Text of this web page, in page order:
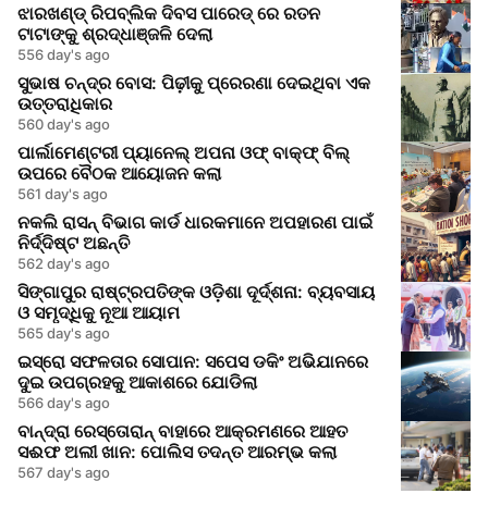
ଝାରଖଣ୍ଡ୍ ରିପବ୍ଲିକ ଦିବସ ପାରେଡ୍ ରେ ରତନ
ଟାଟାଙ୍କୁ ଶ୍ରଦ୍ଧାଞ୍ଜଳି ଦେଲା
556 day's ago
ସୁଭାଷ ଚନ୍ଦ୍ର ବୋସ: ପିଢ଼ୀକୁ ପ୍ରେରଣା ଦେଇଥିବା ଏକ
ଉତ୍ତରାଧିକାର
560 day's ago
ପାର୍ଲାମେଣ୍ଟରୀ ପ୍ୟାନେଲ୍ ଅପନା ଓଫ୍ ବାକ୍ଫ୍ ବିଲ୍
ଉପରେ ବୈଠକ ଆୟୋଜନ କଲା
561 day's ago
ନକଲି ରାସନ୍ ବିଭାଗ କାର୍ଡ ଧାରକମାନେ ଅପହାରଣ ପାଇଁ
ନିର୍ଦ୍ଦିଷ୍ଟ ଅଛନ୍ତି
562 day's ago
ସିଙ୍ଗାପୁର ରାଷ୍ଟ୍ରପତିଙ୍କ ଓଡ଼ିଶା ଦୂର୍ଦ୍ଶନା: ବ୍ୟବସାୟ
ଓ ସମୃଦ୍ଧିକୁ ନୂଆ ଆୟାମ
565 day's ago
ଇସ୍ରୋ ସଫଳତାର ସୋପାନ: ସପେସ ଡକିଂ ଅଭିଯାନରେ
ଦୁଇ ଉପଗ୍ରହକୁ ଆକାଶରେ ଯୋଡିଲା
566 day's ago
ବାନ୍ଦ୍ରା ରେସ୍ତୋରାନ୍ ବାହାରେ ଆକ୍ରମଣରେ ଆହତ
ସଈଫ ଅଲୀ ଖାନ: ପୋଲିସ ତଦନ୍ତ ଆରମ୍ଭ କଲା
567 day's ago